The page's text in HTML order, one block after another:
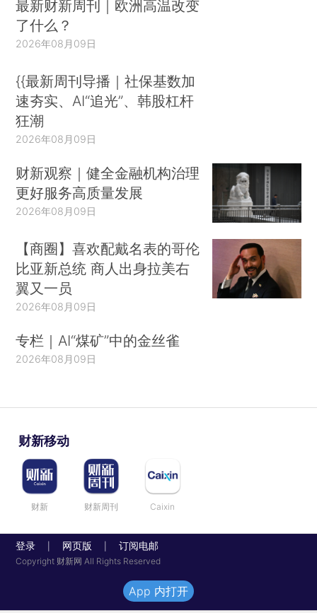
最新财新周刊｜欧洲高温改变
了什么？
2026年08月09日
{{最新周刊导播｜社保基数加
速夯实、AI“追光”、韩股杠杆
狂潮
2026年08月09日
财新观察｜健全金融机构治理
更好服务高质量发展
2026年08月09日
【商圈】喜欢配戴名表的哥伦
比亚新总统 商人出身拉美右
翼又一员
2026年08月09日
专栏｜AI“煤矿”中的金丝雀
2026年08月09日
财新移动
财新 财新周刊 Caixin
登录 网页版 订阅电邮
Copyright 财新网 All Rights Reserved
App 内打开